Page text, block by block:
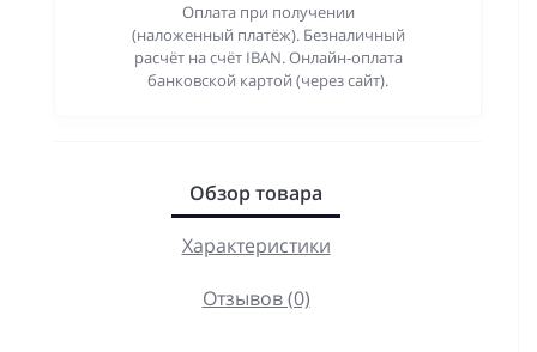
Оплата при получении
(наложенный платёж). Безналичный
расчёт на счёт IBAN. Онлайн-оплата
банковской картой (через сайт).
Обзор товара
Характеристики
Отзывов (0)